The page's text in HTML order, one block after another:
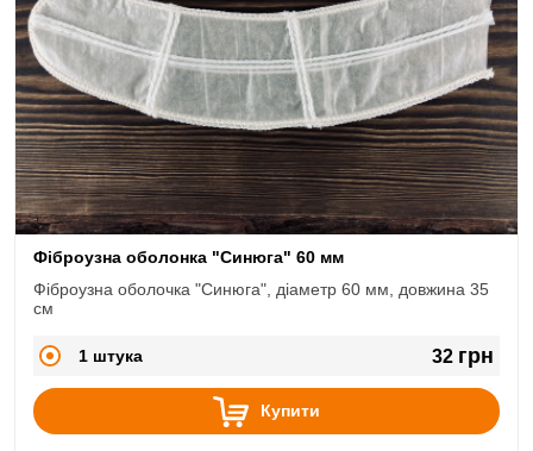
Фіброузна оболонка "Синюга" 60 мм
Фіброузна оболочка "Синюга", діаметр 60 мм, довжина 35
см
1 штука 32 грн
Купити